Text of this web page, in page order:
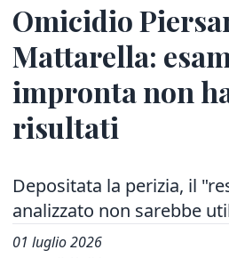
Omicidio
Mattarella:
impronta non
risultati
Depositata la perizia, il
analizzato non sarebbe
01 luglio 2026